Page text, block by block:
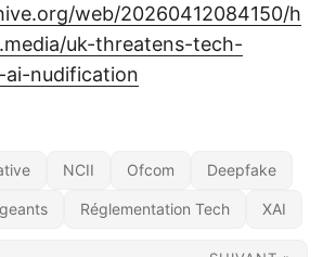
web/20260412084150/h
uk-threatens-tech-
nudification
NCII Ofcom Deepfake
Réglementation Tech XAI